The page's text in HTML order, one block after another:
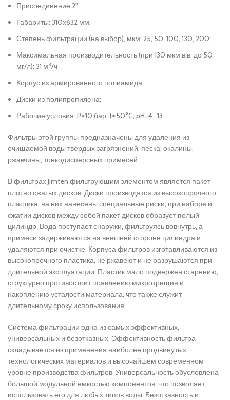
Присоединение 2";
Габариты: 310х632 мм;
Степень фильтрации (на выбор), мкм: 25, 50, 100, 130, 200;
Максимальная производительность (при 130 мкм в.в. до 50
мг/л): 31 м3/ч
Корпус из армированного полиамида;
Диски из полипропилена;
Рабочие условия: P≤10 бар, t≤50°C, pH=4…13.
Фильтры этой группы предназначены для удаления из
очищаемой воды твердых загрязнений, песка, окалины,
ржавчины, тонкодисперсных примесей.
В фильтрах Jimten фильтрующим элементом является пакет
плотно сжатых дисков. Диски производятся из высокопрочного
пластика, на них нанесены специальные риски, при наборе и
сжатии дисков между собой пакет дисков образует полый
цилиндр. Вода поступает снаружи, фильтруясь вовнутрь, а
примеси задерживаются на внешней стороне цилиндра и
удаляются при очистке. Корпуса фильтров изготавливаются из
высокопрочного пластика, не ржавеют и не разрушаются при
длительной эксплуатации. Пластик мало подвержен старению,
структурно противостоит появлению микротрещин и
накоплению усталости материала, что также служит
длительному сроку использования.
Система фильтрации одна из самых эффективных,
универсальных и безотказных. Эффективность фильтра
складывается из применения наиболее продвинутых
технологических материалов и высочайшем современном
уровне производства фильтров. Универсальность обусловлена
большой модульной емкостью компонентов, что позволяет
использовать его для любых типов воды. Безотказность и